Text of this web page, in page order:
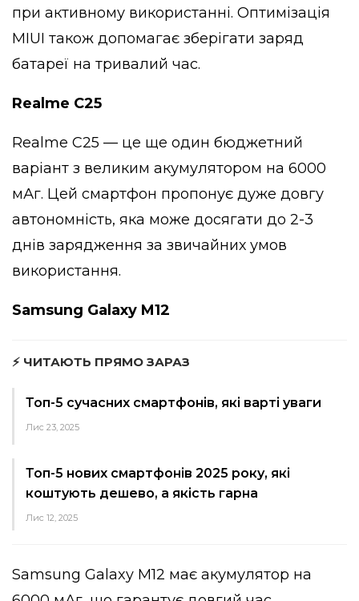
при активному використанні. Оптимізація
MIUI також допомагає зберігати заряд
батареї на тривалий час.
Realme C25
Realme C25 — це ще один бюджетний
варіант з великим акумулятором на 6000
мАг. Цей смартфон пропонує дуже довгу
автономність, яка може досягати до 2-3
днів зарядження за звичайних умов
використання.
Samsung Galaxy M12
⚡ ЧИТАЮТЬ ПРЯМО ЗАРАЗ
Топ-5 сучасних смартфонів, які варті уваги
Лис 23, 2025
Топ-5 нових смартфонів 2025 року, які
коштують дешево, а якість гарна
Лис 12, 2025
Samsung Galaxy M12 має акумулятор на